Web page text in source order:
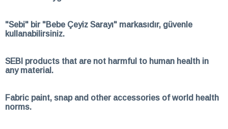
"Sebi" bir "Bebe Çeyiz Sarayı" markasıdır, güvenle
kullanabilirsiniz.
SEBI products that are not harmful to human health in
any material.
Fabric paint, snap and other accessories of world health
norms.